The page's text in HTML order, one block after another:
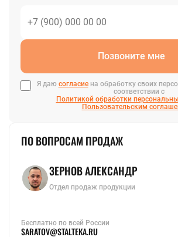
Позвоните мне
Я даю согласиена обработку своих
соответствии с
Политикой обработки
Пользовательским
ПО ВОПРОСАМ ПРОДАЖ
ЗЕРНОВ АЛЕКСАНДР
Отдел продаж продукции
Бесплатно по всей России
SARATOV@STALTEKA.RU